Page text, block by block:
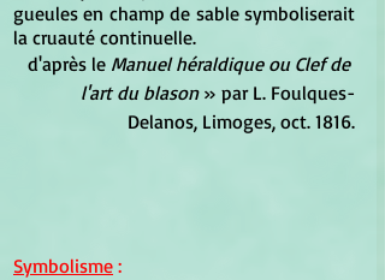
gueules en champ de sable symboliserait
la cruauté continuelle.
d'après le Manuel héraldique ou Clef de
l'art du blason » par L. Foulques-
Delanos, Limoges, oct. 1816.
Symbolisme :